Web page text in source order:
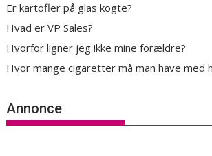
Er kartofler på glas kogte?
Hvad er VP Sales?
Hvorfor ligner jeg ikke mine forældre?
Hvor mange cigaretter må man have med
Annonce